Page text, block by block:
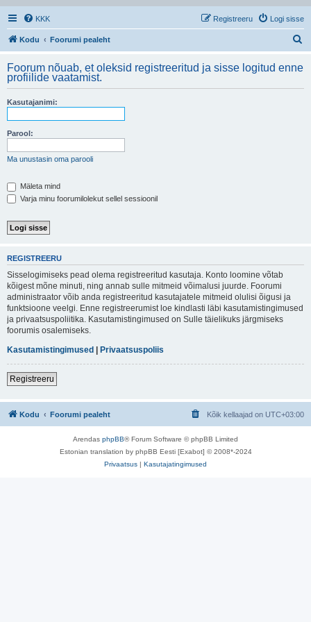
KKK Logi sisse
Registreeru
Kodu Foorumi pealeht
i
Foorum nõuab, et oleksid registreeritud ja sisse logitud enne
profiilide vaatamist.
Kasutajanimi:
Parool:
Ma unustasin oma parooli
Mäleta mind
Varja minu foorumilolekut sellel sessioonil
REGISTREERU
Sisselogimiseks pead olema registreeritud kasutaja. Konto loomine võtab
kõigest mõne minuti, ning annab sulle mitmeid võimalusi juurde. Foorumi
administraator võib anda registreeritud kasutajatele mitmeid olulisi õigusi ja
funktsioone veelgi. Enne registreerumist loe kindlasti läbi kasutamistingimused
ja privaatsuspoliitika. Kasutamistingimused on Sulle täielikuks järgmiseks
foorumis osalemiseks.
Kasutamistingimused | Privaatsuspoliis
Registreeru
Kodu Foorumi pealeht Kõik kellaajad on UTC+03:00
Arendas phpBB® Forum Software © phpBB Limited
Estonian translation by phpBB Eesti [Exabot] © 2008*-2024
Privaatsus | Kasutajatingimused